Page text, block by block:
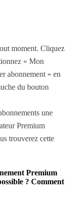
moment. Cliquez
« Mon
abonnement » en
du bouton
une
Premium
trouverez cette
Premium
? Comment